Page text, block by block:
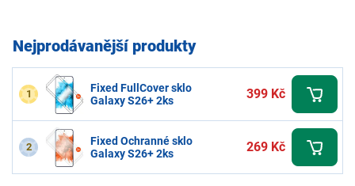
Nejprodávanější produkty
1
Fixed FullCover sklo
Galaxy S26+ 2ks
399 Kč
2
Fixed Ochranné sklo
Galaxy S26+ 2ks
269 Kč